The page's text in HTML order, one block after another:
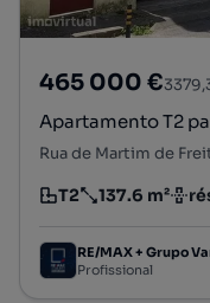
465 000 €
Apartamento T2
Tipologia
T2
Preço por metro
137.6 m²
Andar
RE/MAX + Grupo
Profissional